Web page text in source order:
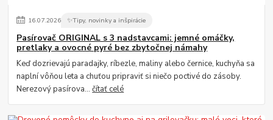
16.07.2026 ✨Tipy, novinky a inšpirácie
Pasírovač ORIGINAL s 3 nadstavcami: jemné omáčky,
pretlaky a ovocné pyré bez zbytočnej námahy
Keď dozrievajú paradajky, ríbezle, maliny alebo černice, kuchyňa sa
naplní vôňou leta a chuťou pripraviť si niečo poctivé do zásoby.
Nerezový pasírova...čítať celé